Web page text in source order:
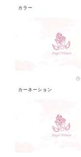
カラー
カーネーション